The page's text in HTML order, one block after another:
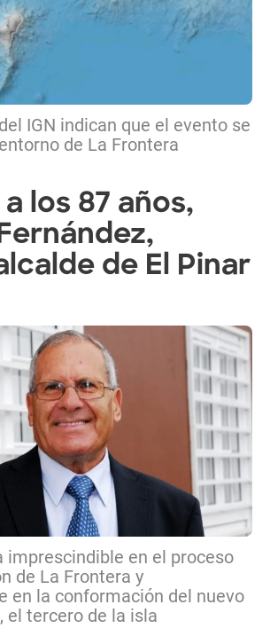
IGN indican que el evento se
de La Frontera
los 87 años,
de El Pinar
imprescindible en el proceso
de La Frontera y
en la conformación del nuevo
el tercero de la isla